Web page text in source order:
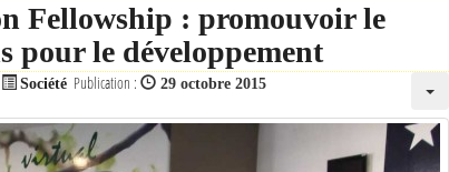
Fellowship : promouvoir le
pour le développement
Société Publication : 29 octobre 2015